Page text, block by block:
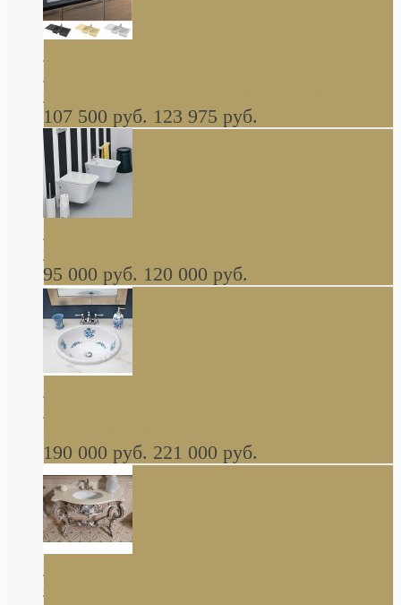
керамическая мойка 1160 x 510 мм белая,
серая, черная, бежевая В НАЛИЧИИ
107 500 руб. 123 975 руб.
навесное КОМПЛЕКТ
95 000 руб. 120 000 руб.
Decorated Bathroom раковина овальная
встраиваемая для ванной с рисунком синяя
роза В НАЛИЧИИ
190 000 руб. 221 000 руб.
стиле барокко, из массива дерева, светло